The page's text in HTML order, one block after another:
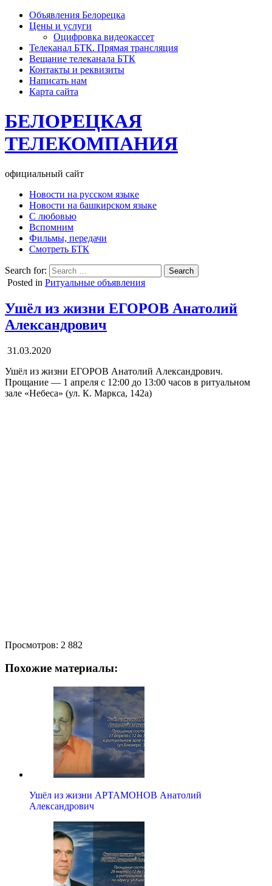
Объявления Белорецка
Цены и услуги
Оцифровка видеокассет
Телеканал БТК. Прямая трансляция
Вещание телеканала БТК
Контакты и реквизиты
Написать нам
Карта сайта
БЕЛОРЕЦКАЯ
ТЕЛЕКОМПАНИЯ
официальный сайт
Новости на русском языке
Новости на башкирском языке
С любовью
Вспомним
Фильмы, передачи
Смотреть БТК
Search for:
Posted in Ритуальные объявления
Ушёл из жизни ЕГОРОВ Анатолий
Александрович
31.03.2020
Ушёл из жизни ЕГОРОВ Анатолий Александрович.
Прощание — 1 апреля с 12:00 до 13:00 часов в ритуальном
зале «Небеса» (ул. К. Маркса, 142а)
Просмотров: 2 882
Похожие материалы:
Ушёл из жизни АРТАМОНОВ Анатолий
Александрович